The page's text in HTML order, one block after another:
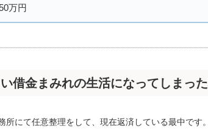
万円
借金まみれの生活になってしまっ
所にて任意整理をして、現在返済している最中です。